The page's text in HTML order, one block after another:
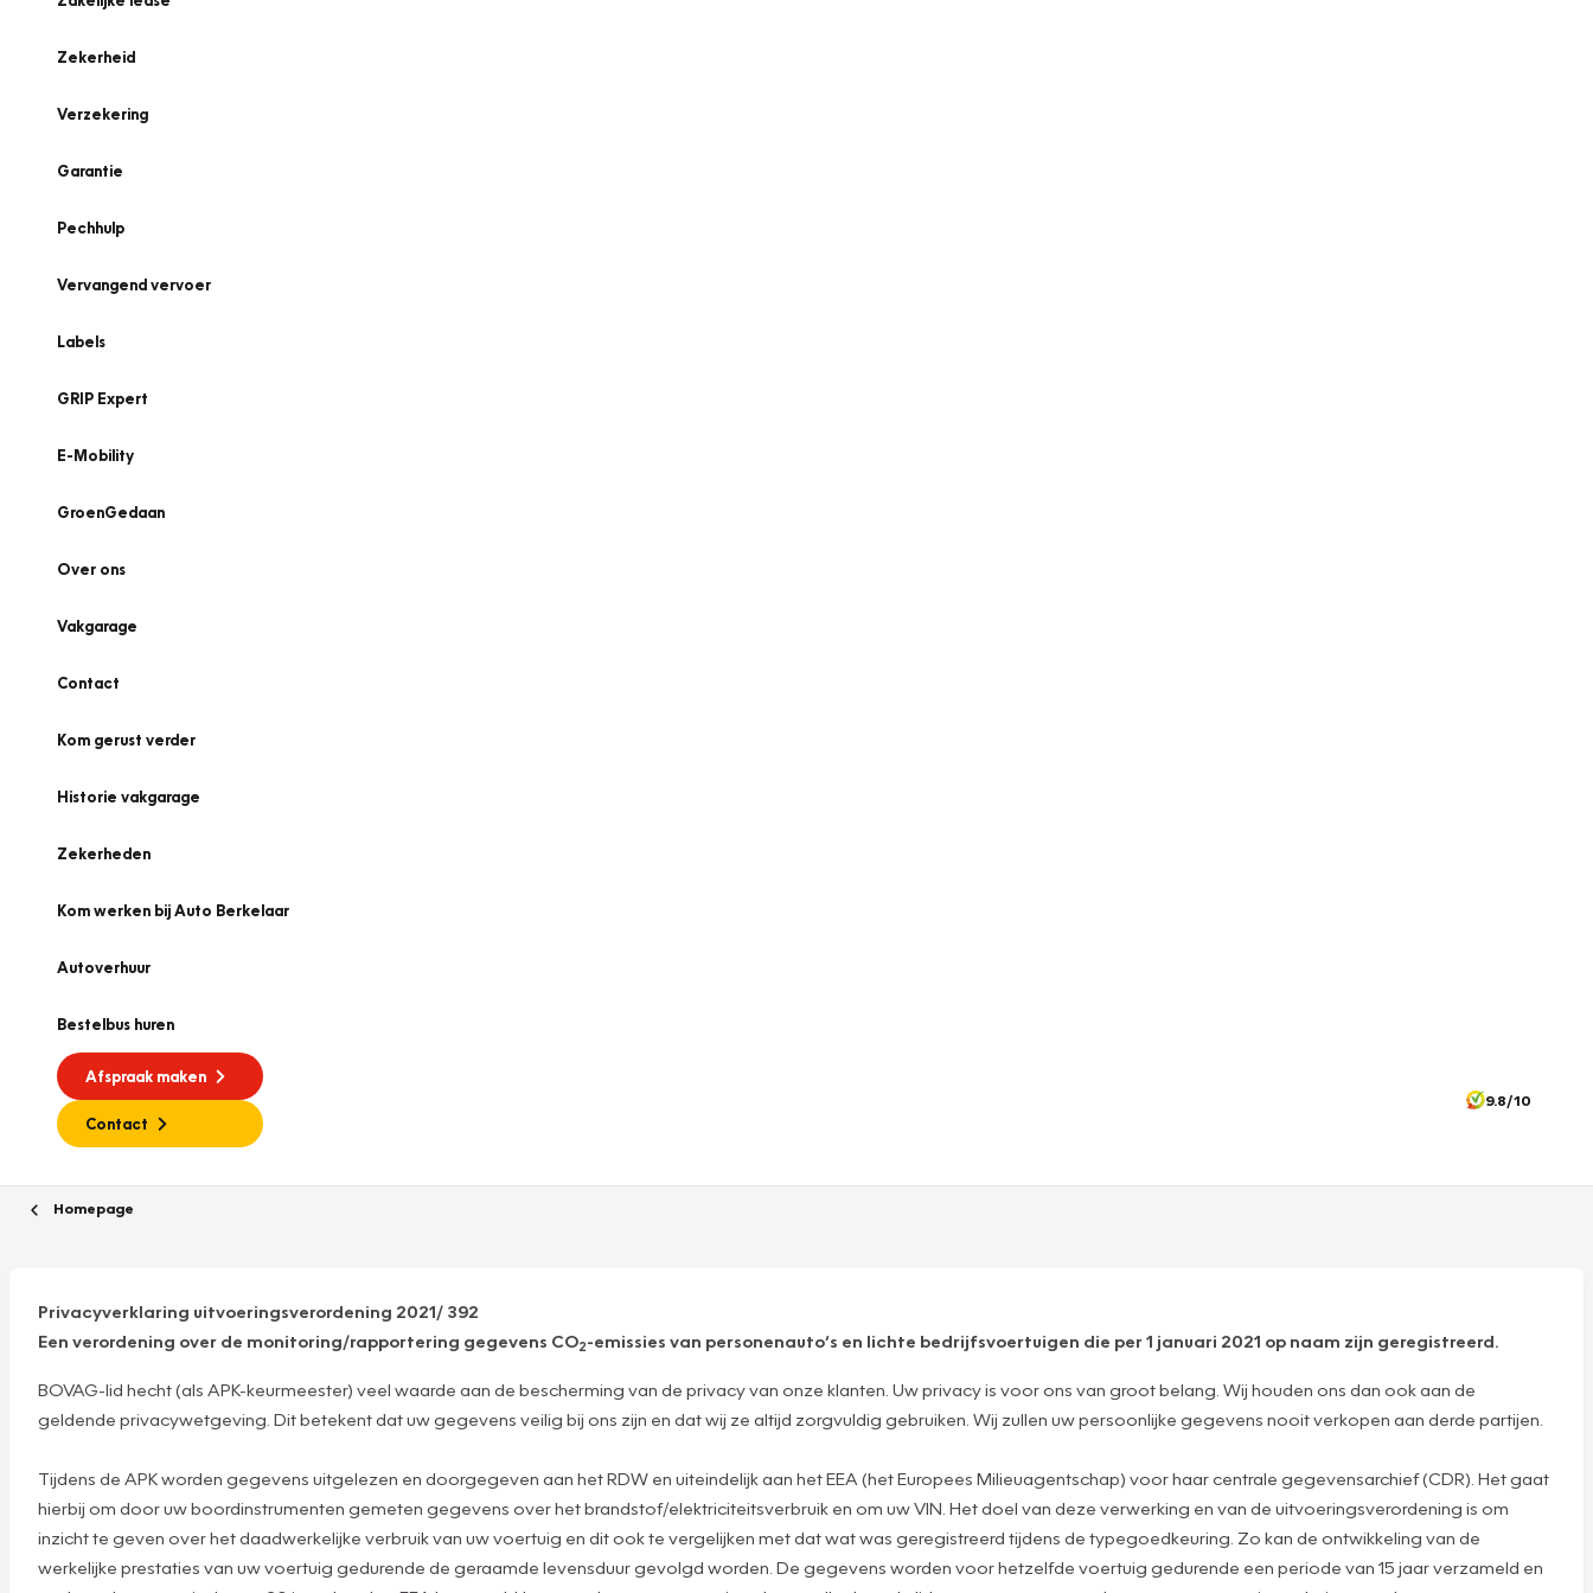
Zekerheid
Verzekering
Garantie
Pechhulp
Vervangend vervoer
Labels
GRIP Expert
E-Mobility
GroenGedaan
Over ons
Vakgarage
Contact
Kom gerust verder
Historie vakgarage
Zekerheden
Kom werken bij Auto Berkelaar
Autoverhuur
Bestelbus huren
Afspraak maken
Contact
9.8/10
Homepage
Privacyverklaring uitvoeringsverordening 2021/ 392
Een verordening over de monitoring/rapportering gegevens CO2-emissies van personenauto’s en lichte bedrijfsvoertuigen die per 1 januari 2021 op naam zijn geregistreerd.
BOVAG-lid hecht (als APK-keurmeester) veel waarde aan de bescherming van de privacy van onze klanten. Uw privacy is voor ons van groot belang. Wij houden ons dan ook aan de
geldende privacywetgeving. Dit betekent dat uw gegevens veilig bij ons zijn en dat wij ze altijd zorgvuldig gebruiken. Wij zullen uw persoonlijke gegevens nooit verkopen aan derde partijen.
Tijdens de APK worden gegevens uitgelezen en doorgegeven aan het RDW en uiteindelijk aan het EEA (het Europees Milieuagentschap) voor haar centrale gegevensarchief (CDR). Het gaat
hierbij om door uw boordinstrumenten gemeten gegevens over het brandstof/elektriciteitsverbruik en om uw VIN. Het doel van deze verwerking en van de uitvoeringsverordening is om
inzicht te geven over het daadwerkelijke verbruik van uw voertuig en dit ook te vergelijken met dat wat was geregistreerd tijdens de typegoedkeuring. Zo kan de ontwikkeling van de
werkelijke prestaties van uw voertuig gedurende de geraamde levensduur gevolgd worden. De gegevens worden voor hetzelfde voertuig gedurende een periode van 15 jaar verzameld en